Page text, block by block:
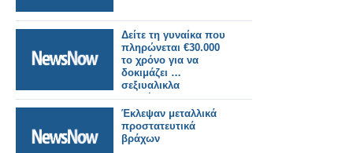
Δείτε τη γυναίκα που
πληρώνεται €30.000
το χρόνο για να
δοκιμάζει …
σεξιυαλικλα
βοηθήματα !! (pic)
Έκλεψαν μεταλλικά
προστατευτικά
βράχων